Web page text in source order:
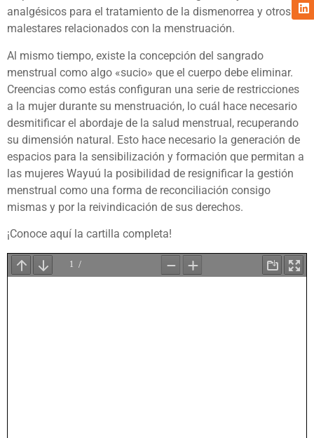
analgésicos para el tratamiento de la dismenorrea y otros
malestares relacionados con la menstruación.
Al mismo tiempo, existe la concepción del sangrado
menstrual como algo «sucio» que el cuerpo debe eliminar.
Creencias como estás configuran una serie de restricciones
a la mujer durante su menstruación, lo cuál hace necesario
desmitificar el abordaje de la salud menstrual, recuperando
su dimensión natural. Esto hace necesario la generación de
espacios para la sensibilización y formación que permitan a
las mujeres Wayuú la posibilidad de resignificar la gestión
menstrual como una forma de reconciliación consigo
mismas y por la reivindicación de sus derechos.
¡Conoce aquí la cartilla completa!